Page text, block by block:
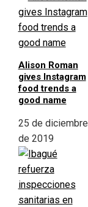
Alison Roman
gives Instagram
food trends a
good name
25 de diciembre
de 2019